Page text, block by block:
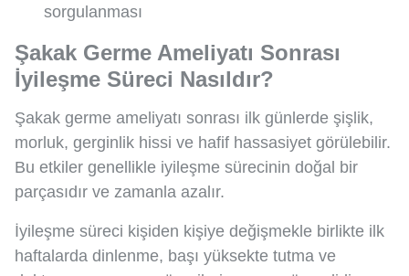
sorgulanması
Şakak Germe Ameliyatı Sonrası
İyileşme Süreci Nasıldır?
Şakak germe ameliyatı sonrası ilk günlerde şişlik,
morluk, gerginlik hissi ve hafif hassasiyet görülebilir.
Bu etkiler genellikle iyileşme sürecinin doğal bir
parçasıdır ve zamanla azalır.
İyileşme süreci kişiden kişiye değişmekle birlikte ilk
haftalarda dinlenme, başı yüksekte tutma ve